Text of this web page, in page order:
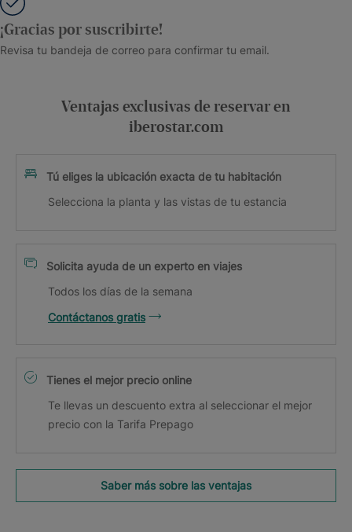
¡Gracias por suscribirte!
Revisa tu bandeja de correo para confirmar tu email.
Ventajas exclusivas de reservar en
iberostar.com
Tú eliges la ubicación exacta de tu habitación
Selecciona la planta y las vistas de tu estancia
Solicita ayuda de un experto en viajes
Todos los días de la semana
Contáctanos gratis
Tienes el mejor precio online
Te llevas un descuento extra al seleccionar el mejor
precio con la Tarifa Prepago
Saber más sobre las ventajas